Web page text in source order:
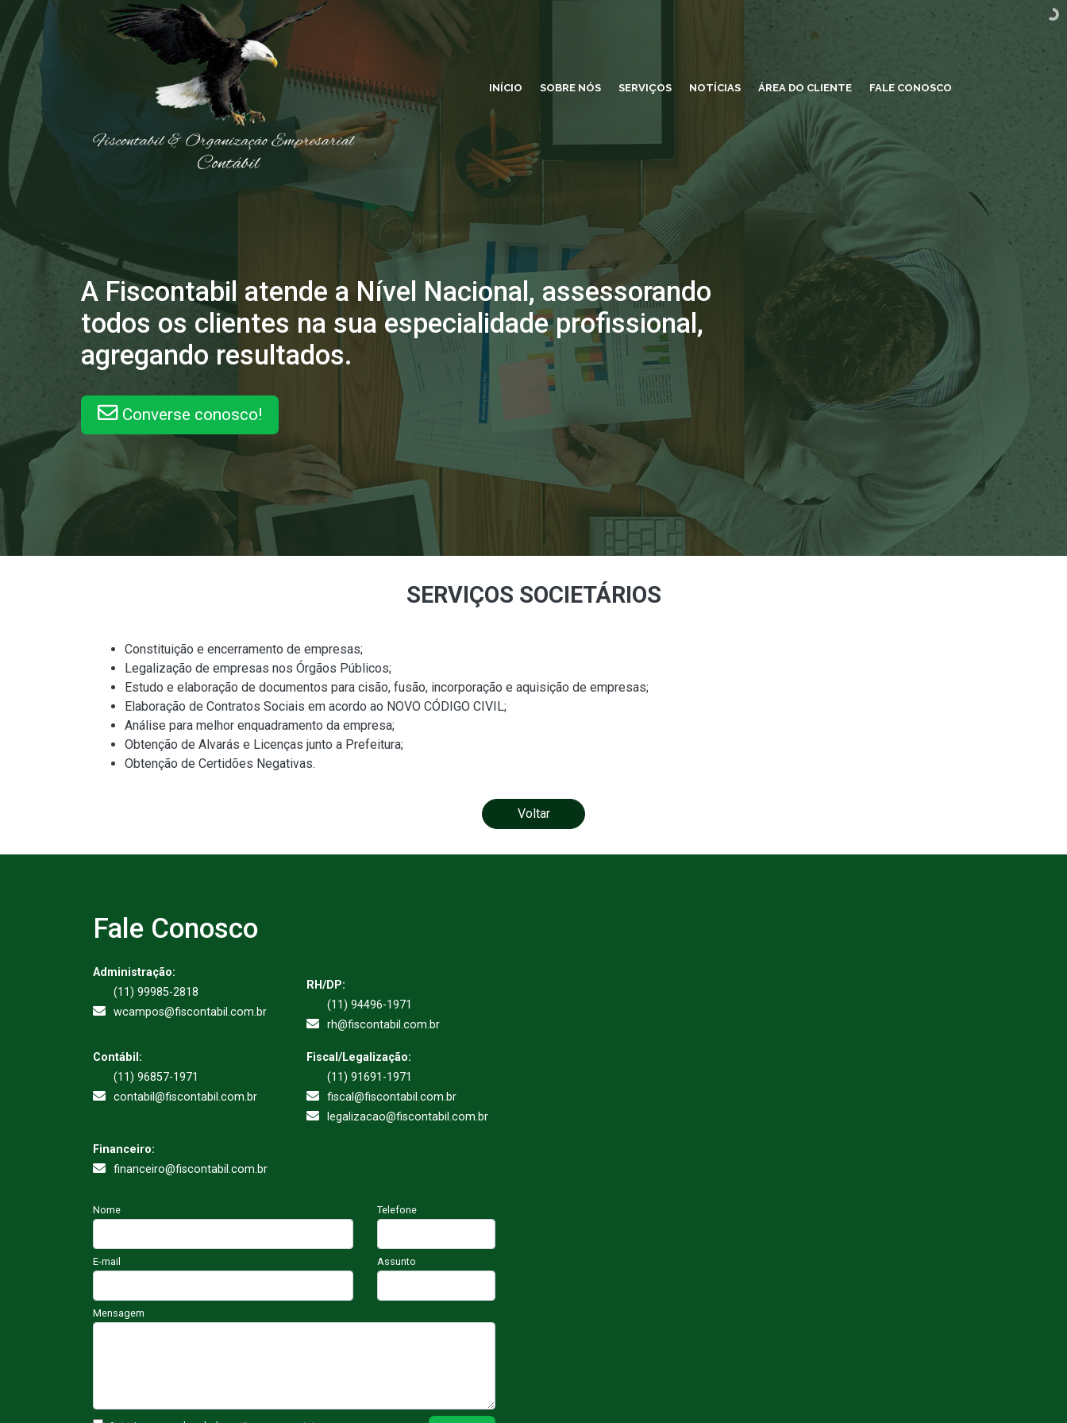
INÍCIO SOBRE NÓS SERVIÇOS NOTÍCIAS ÁREA DO CLIENTE FALE CONOSCO
A Fiscontabil atende a Nível Nacional, assessorando
todos os clientes na sua especialidade profissional,
agregando resultados.
Converse conosco!
SERVIÇOS SOCIETÁRIOS
Constituição e encerramento de empresas;
Legalização de empresas nos Órgãos Públicos;
Estudo e elaboração de documentos para cisão, fusão, incorporação e aquisição de empresas;
Elaboração de Contratos Sociais em acordo ao NOVO CÓDIGO CIVIL;
Análise para melhor enquadramento da empresa;
Obtenção de Alvarás e Licenças junto a Prefeitura;
Obtenção de Certidões Negativas.
Voltar
Fale Conosco
Administração:
(11) 99985-2818
wcampos@fiscontabil.com.br
RH/DP:
(11) 94496-1971
rh@fiscontabil.com.br
Contábil:
(11) 96857-1971
contabil@fiscontabil.com.br
Fiscal/Legalização:
(11) 91691-1971
fiscal@fiscontabil.com.br
legalizacao@fiscontabil.com.br
Financeiro:
financeiro@fiscontabil.com.br
Nome Telefone
E-mail Assunto
Mensagem